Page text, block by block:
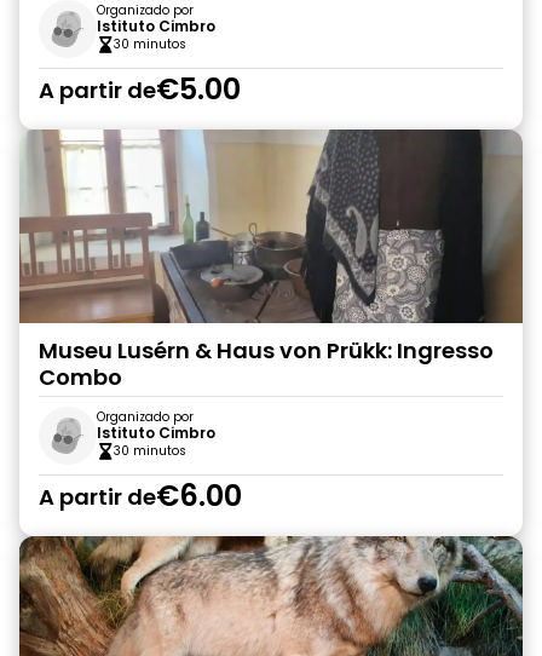
Organizado por
Istituto Cimbro
30 minutos
A partir de€5.00
Museu Lusérn & Haus von Prükk: Ingresso
Combo
Organizado por
Istituto Cimbro
30 minutos
A partir de€6.00